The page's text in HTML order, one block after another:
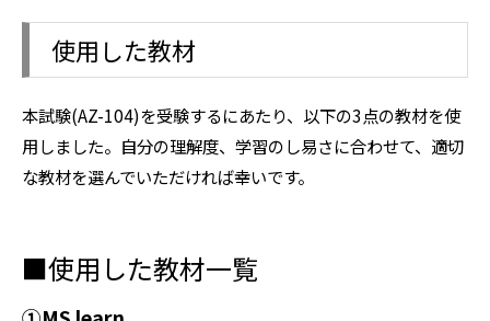
使用した教材
本試験(AZ-104)を受験するにあたり、以下の3点の教材を使
用しました。自分の理解度、学習のし易さに合わせて、適切
な教材を選んでいただければ幸いです。
■使用した教材一覧